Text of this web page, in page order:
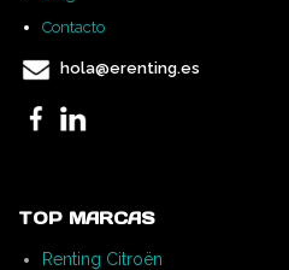
Contacto
hola@erenting.es
TOP MARCAS
Renting Citroën